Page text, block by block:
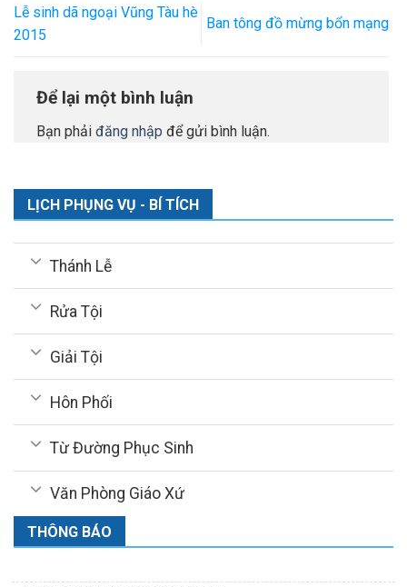
Lễ sinh dã ngoại Vũng Tàu hè
2015
Ban tông đồ mừng bổn mạng
Để lại một bình luận
Bạn phải đăng nhập để gửi bình luận.
LỊCH PHỤNG VỤ - BÍ TÍCH
Thánh Lễ
Rửa Tội
Giải Tội
Hôn Phối
Từ Đường Phục Sinh
Văn Phòng Giáo Xứ
THÔNG BÁO